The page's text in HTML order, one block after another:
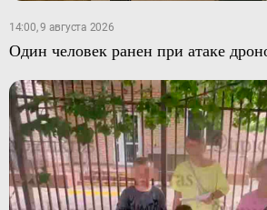
14:00, 9 августа 2026
Один человек ранен при атаке